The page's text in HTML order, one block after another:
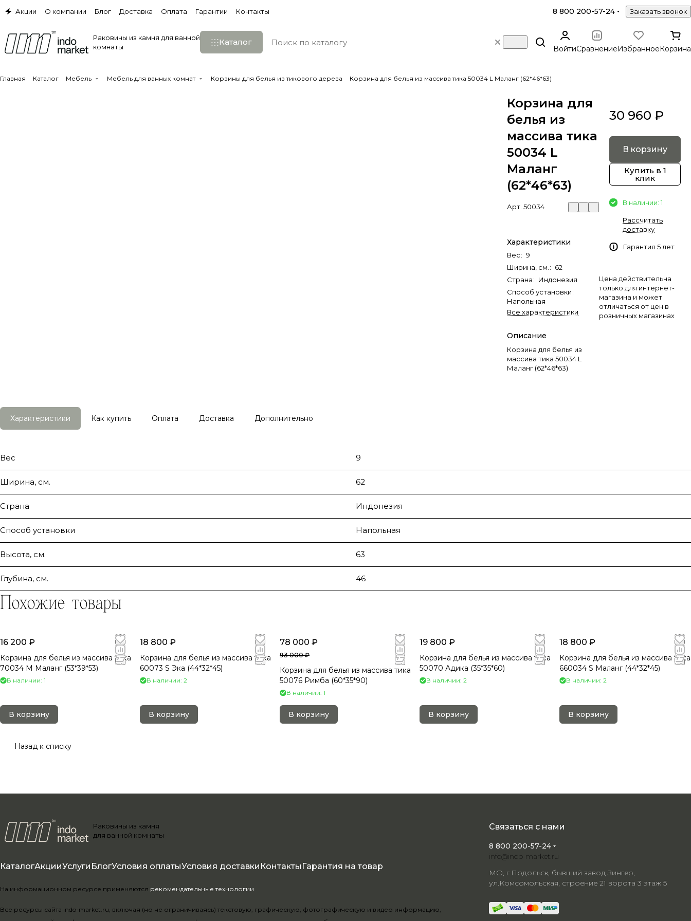
Акции О компании Блог Доставка Оплата Гарантии Контакты 8 800 200-57-24 Заказать звонок
Раковины из камня для ванной
комнаты
Каталог
ВойтиСравнениеИзбранноеКорзина
Главная Каталог Мебель Мебель для ванных комнат Корзины для белья из тикового дерева Корзина для белья из массива тика 50034 L Маланг (62*46*63)
Корзина для
белья из
массива тика
50034 L
Маланг
(62*46*63)
Арт. 50034
Характеристики
Вес: 9
Ширина, см. : 62
Страна: Индонезия
Способ установки:
Напольная
Все характеристики
Описание
Корзина для белья из
массива тика 50034 L
Маланг (62*46*63)
30 960 ₽
В корзину
Купить в 1
клик
В наличии: 1
Рассчитать
доставку
Гарантия 5 лет
Цена действительна
только для интернет-
магазина и может
отличаться от цен в
розничных магазинах
Характеристики Как купить Оплата Доставка Дополнительно
Вес 9
Ширина, см. 62
Страна Индонезия
Способ установки Напольная
Высота, см. 63
Глубина, см. 46
Похожие товары
16 200 ₽
Корзина для белья из массива тика
70034 M Маланг (53*39*53)
В наличии: 1
В корзину
18 800 ₽
Корзина для белья из массива тика
60073 S Эка (44*32*45)
В наличии: 2
В корзину
78 000 ₽
93 000 ₽
Корзина для белья из массива тика
50076 Римба (60*35*90)
В наличии: 1
В корзину
19 800 ₽
Корзина для белья из массива тика
50070 Адика (35*35*60)
В наличии: 2
В корзину
18 800 ₽
Корзина для белья из массива тика
660034 S Маланг (44*32*45)
В наличии: 2
В корзину
Назад к списку
Раковины из камня
для ванной комнаты
КаталогАкцииУслуги БлогУсловия оплатыУсловия доставки Контакты Гарантия на товар
На информационном ресурсе применяются рекомендательные технологии.
Все ресурсы сайта indo-market.ru, включая (но не ограничиваясь) текстовую, графическую, фотографическую и видео информацию,
Связаться с нами
8 800 200-57-24
info@indo-market.ru
МО, г.Подольск, бывший завод Зингер,
ул.Комсомольская, строение 21 ворота 3 этаж 5